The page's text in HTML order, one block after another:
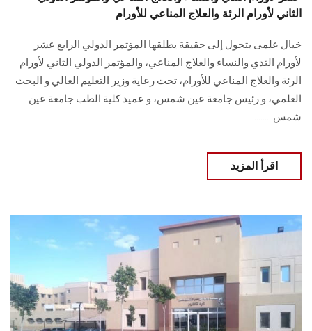
الثاني لأورام الرئة والعلاج المناعي للأورام
خيال علمى يتحول إلى حقيقة يطلقها المؤتمر الدولي الرابع عشر
لأورام الثدي والنساء والعلاج المناعي، والمؤتمر الدولي الثاني لأورام
الرئة والعلاج المناعي للأورام، تحت رعاية وزير التعليم العالي و البحث
العلمي، و رئيس جامعة عين شمس، و عميد كلية الطب جامعة عين
شمس..........
اقرأ المزيد